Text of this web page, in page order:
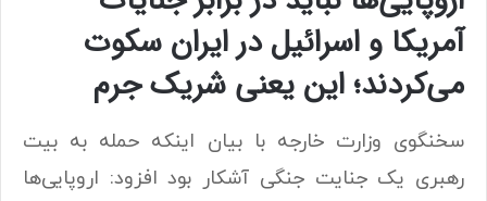
آمریکا و اسرائیل در ایران سکوت
می‌کردند؛ این یعنی شریک جرم
سخنگوی وزارت خارجه با بیان اینکه حمله به بیت
رهبری یک جنایت جنگی آشکار بود افزود: اروپایی‌ها